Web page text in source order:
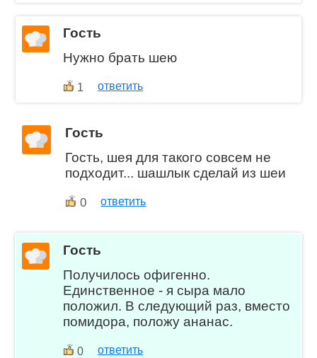
Гость
Нужно брать шею
1 ответить
Гость
Гость, шея для такого совсем не
подходит... шашлык сделай из шеи
0 ответить
Гость
Получилось офигенно.
Единственное - я сыра мало
положил. В следующий раз, вместо
помидора, положу ананас.
0 ответить